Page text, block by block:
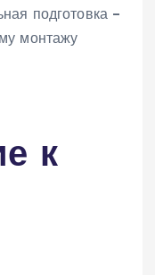
подготовка –
монтажу
к